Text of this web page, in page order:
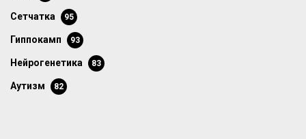
сетчатка 95
гиппокамп 93
нейрогенетика 83
аутизм 82